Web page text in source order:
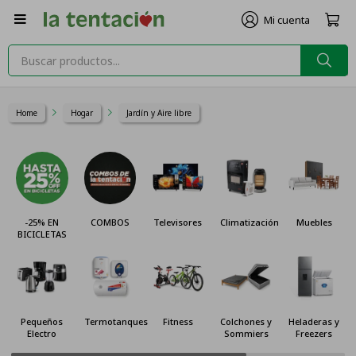

Home Hogar Jardín y Aire libre
-25% EN
BICICLETAS
COMBOS Televisores Climatización Muebles
Pequeños
Electro
Termotanques Fitness
Colchones y
Sommiers
Heladeras y
Freezers